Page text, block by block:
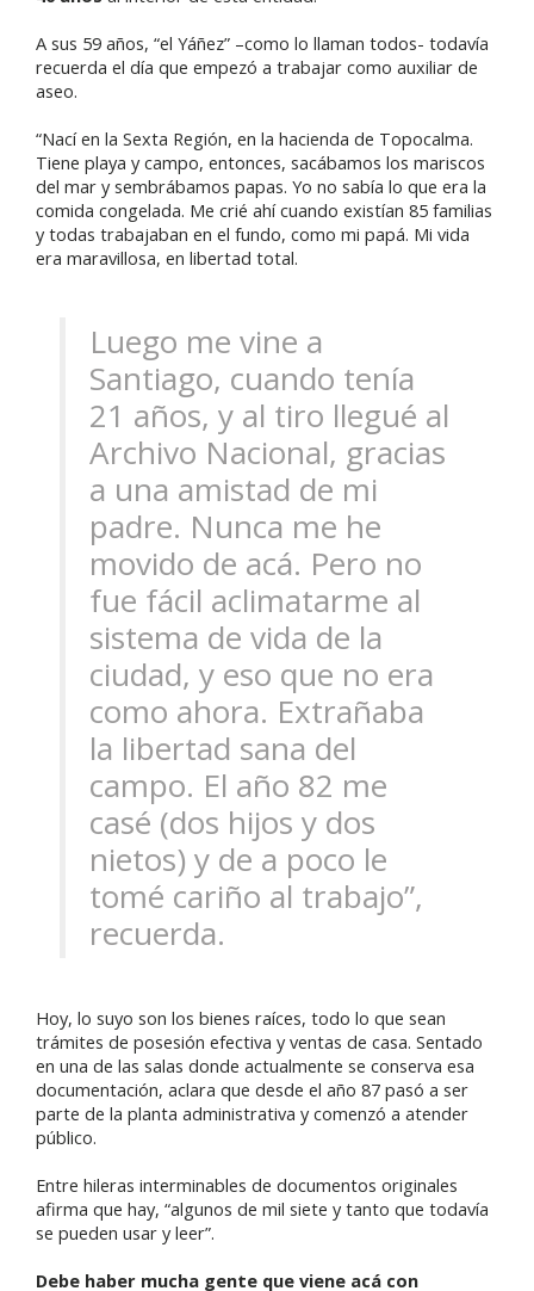
A sus 59 años, “el Yáñez” –como lo llaman todos- todavía
recuerda el día que empezó a trabajar como auxiliar de
aseo.
“Nací en la Sexta Región, en la hacienda de Topocalma.
Tiene playa y campo, entonces, sacábamos los mariscos
del mar y sembrábamos papas. Yo no sabía lo que era la
comida congelada. Me crié ahí cuando existían 85 familias
y todas trabajaban en el fundo, como mi papá. Mi vida
era maravillosa, en libertad total.
Luego me vine a
Santiago, cuando tenía
21 años, y al tiro llegué al
Archivo Nacional, gracias
a una amistad de mi
padre. Nunca me he
movido de acá. Pero no
fue fácil aclimatarme al
sistema de vida de la
ciudad, y eso que no era
como ahora. Extrañaba
la libertad sana del
campo. El año 82 me
casé (dos hijos y dos
nietos) y de a poco le
tomé cariño al trabajo”,
recuerda.
Hoy, lo suyo son los bienes raíces, todo lo que sean
trámites de posesión efectiva y ventas de casa. Sentado
en una de las salas donde actualmente se conserva esa
documentación, aclara que desde el año 87 pasó a ser
parte de la planta administrativa y comenzó a atender
público.
Entre hileras interminables de documentos originales
afirma que hay, “algunos de mil siete y tanto que todavía
se pueden usar y leer”.
Debe haber mucha gente que viene acá con